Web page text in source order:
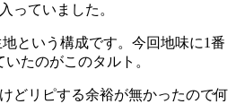
っていました。
という構成です。 今回地味に1番
たのがこのタルト。
どリピする余裕が無かったので何